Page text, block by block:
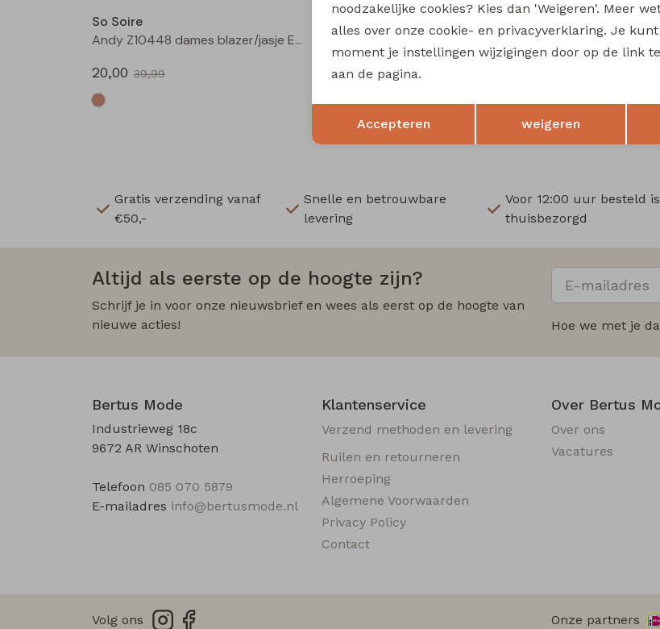
So Soire
Andy Z10448 dames blazer/jasje Ecru
20,00 39,99
Marielle Z10454 dames blazer/jasje Groen licht
20,00
39,99
So Soire
Gratis verzending vanaf
€50,-
Snelle en betrouwbare
levering
Voor 12:00 uur besteld
thuisbezorgd
Altijd als eerste op de hoogte zijn?
Schrijf je in voor onze nieuwsbrief en wees als eerst op de hoogte van
nieuwe acties!
Hoe we met je
Bertus Mode
Industrieweg 18c
9672 AR Winschoten
Telefoon 085 070 5879
E-mailadres info@bertusmode.nl
Klantenservice
Verzend methoden en levering
Ruilen en retourneren
Herroeping
Algemene Voorwaarden
Privacy Policy
Contact
Over Bertus
Over ons
Vacatures
Volg ons Onze partners
Terug
noodzakelijke cookies? Kies dan 'Weigeren'. Meer
alles over onze cookie- en privacyverklaring. Je
moment je instellingen wijzigingen door op de link
aan de pagina.
Accepteren weigeren